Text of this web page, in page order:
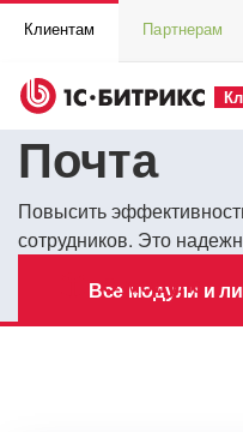
Клиентам Партнерам
Почта
Повысить
сотрудников. Это
Все модули и
О модуле